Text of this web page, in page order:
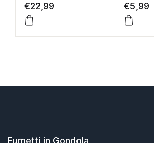
€22,99 €5,99
Fumetti in Gondola